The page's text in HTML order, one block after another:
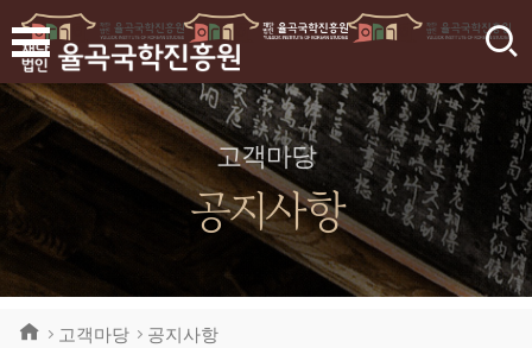
검
고객마당
공지사항
고객마당 공지사항